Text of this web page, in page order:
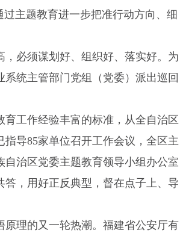
主题教育进一步把准行动方向、细
必须谋划好、组织好、落实好。为
统主管部门党组（党委）派出巡回
工作经验丰富的标准，从全自治区
导85家单位召开工作会议，全区主
自治区党委主题教育领导小组办公室
，用好正反典型，督在点子上、导
理的又一轮热潮。福建省公安厅有